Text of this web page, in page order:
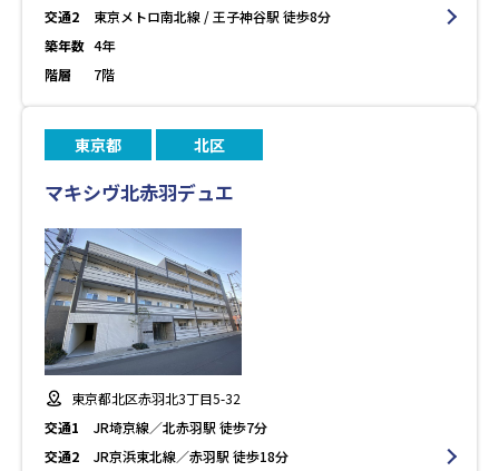
交通2
東京メトロ南北線 / 王子神谷駅 徒歩8分
築年数 4年
階層
7階
東京都 北区
マキシヴ北赤羽デュエ
東京都北区赤羽北3丁目5-32
交通1
JR埼京線／北赤羽駅 徒歩7分
交通2
JR京浜東北線／赤羽駅 徒歩18分